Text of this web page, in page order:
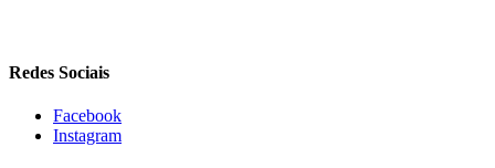
Redes Sociais
Facebook
Instagram